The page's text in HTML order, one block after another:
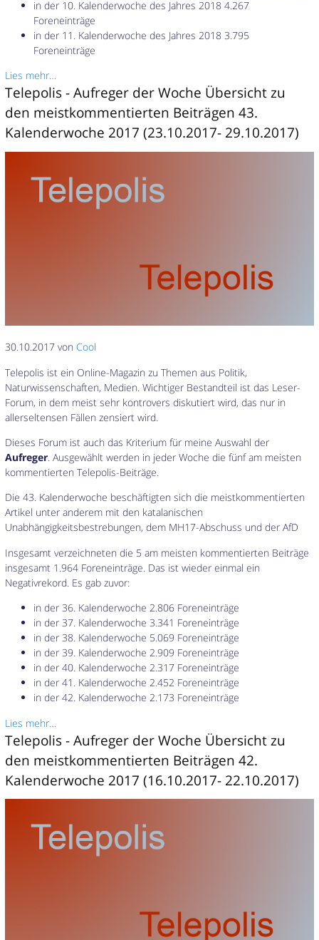
in der 10. Kalenderwoche des Jahres 2018 4.267
Foreneinträge
in der 11. Kalenderwoche des Jahres 2018 3.795
Foreneinträge
Lies mehr…
Telepolis - Aufreger der Woche Übersicht zu
den meistkommentierten Beiträgen 43.
Kalenderwoche 2017 (23.10.2017- 29.10.2017)
30.10.2017 vonCool
Telepolis ist ein Online-Magazin zu Themen aus Politik,
Naturwissenschaften, Medien. Wichtiger Bestandteil ist das Leser-
Forum, in dem meist sehr kontrovers diskutiert wird, das nur in
allerseltensen Fällen zensiert wird.
Dieses Forum ist auch das Kriterium für meine Auswahl der
Aufreger. Ausgewählt werden in jeder Woche die fünf am meisten
kommentierten Telepolis-Beiträge.
Die 43. Kalenderwoche beschäftigten sich die meistkommentierten
Artikel unter anderem mit den katalanischen
Unabhängigkeitsbestrebungen, dem MH17-Abschuss und der AfD
Insgesamt verzeichneten die 5 am meisten kommentierten Beiträge
insgesamt 1.964 Foreneinträge. Das ist wieder einmal ein
Negativrekord. Es gab zuvor:
in der 36. Kalenderwoche 2.806 Foreneinträge
in der 37. Kalenderwoche 3.341 Foreneinträge
in der 38. Kalenderwoche 5.069 Foreneinträge
in der 39. Kalenderwoche 2.909 Foreneinträge
in der 40. Kalenderwoche 2.317 Foreneinträge
in der 41. Kalenderwoche 2.452 Foreneinträge
in der 42. Kalenderwoche 2.173 Foreneinträge
Lies mehr…
Telepolis - Aufreger der Woche Übersicht zu
den meistkommentierten Beiträgen 42.
Kalenderwoche 2017 (16.10.2017- 22.10.2017)